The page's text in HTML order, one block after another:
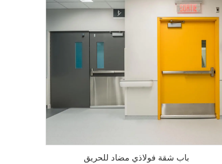
باب شقة فولاذي مضاد للحريق